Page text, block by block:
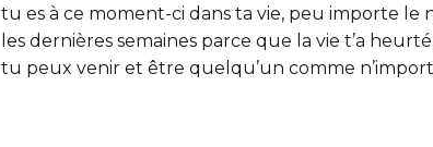
tu es à ce moment-ci dans ta vie, peu importe le
les dernières semaines parce que la vie t’a
tu peux venir et être quelqu’un comme